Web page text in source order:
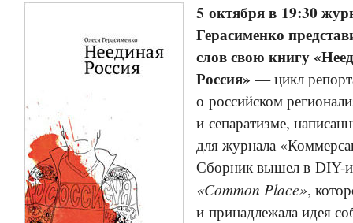
5 октября в 19:30
Герасименко
слов свою книгу
Россия» — цикл
о российском
и сепаратизме,
для журнала
Сборник вышел в DIY-
«Common Place»,
и принадлежала идея